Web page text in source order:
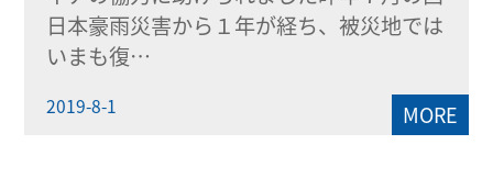
日本豪雨災害から１年が経ち、被災地では
いまも復…
2019-8-1 MORE